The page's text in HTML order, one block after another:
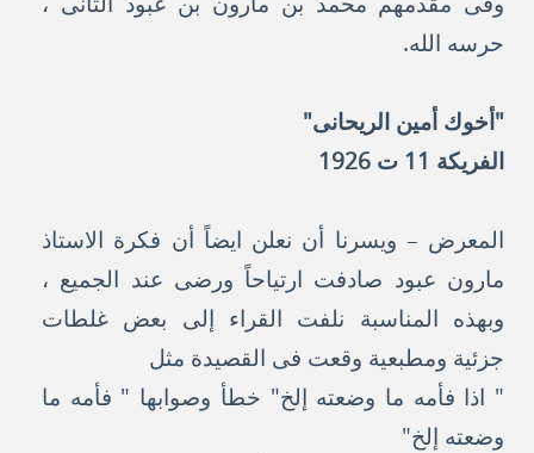
حرسه الله.
"أخوك أمين الريحانى"
الفريكة 11 ت 1926
المعرض – ويسرنا أن نعلن ايضاً أن فكرة الاستاذ
مارون عبود صادفت ارتياحاً ورضى عند الجميع ،
وبهذه المناسبة نلفت القراء إلى بعض غلطات
جزئية ومطبعية وقعت فى القصيدة مثل
" اذا فأمه ما وضعته إلخ" خطأ وصوابها " فأمه ما
وضعته إلخ"